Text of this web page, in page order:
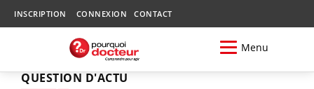
INSCRIPTION CONNEXION CONTACT
Menu
QUESTION D'ACTU